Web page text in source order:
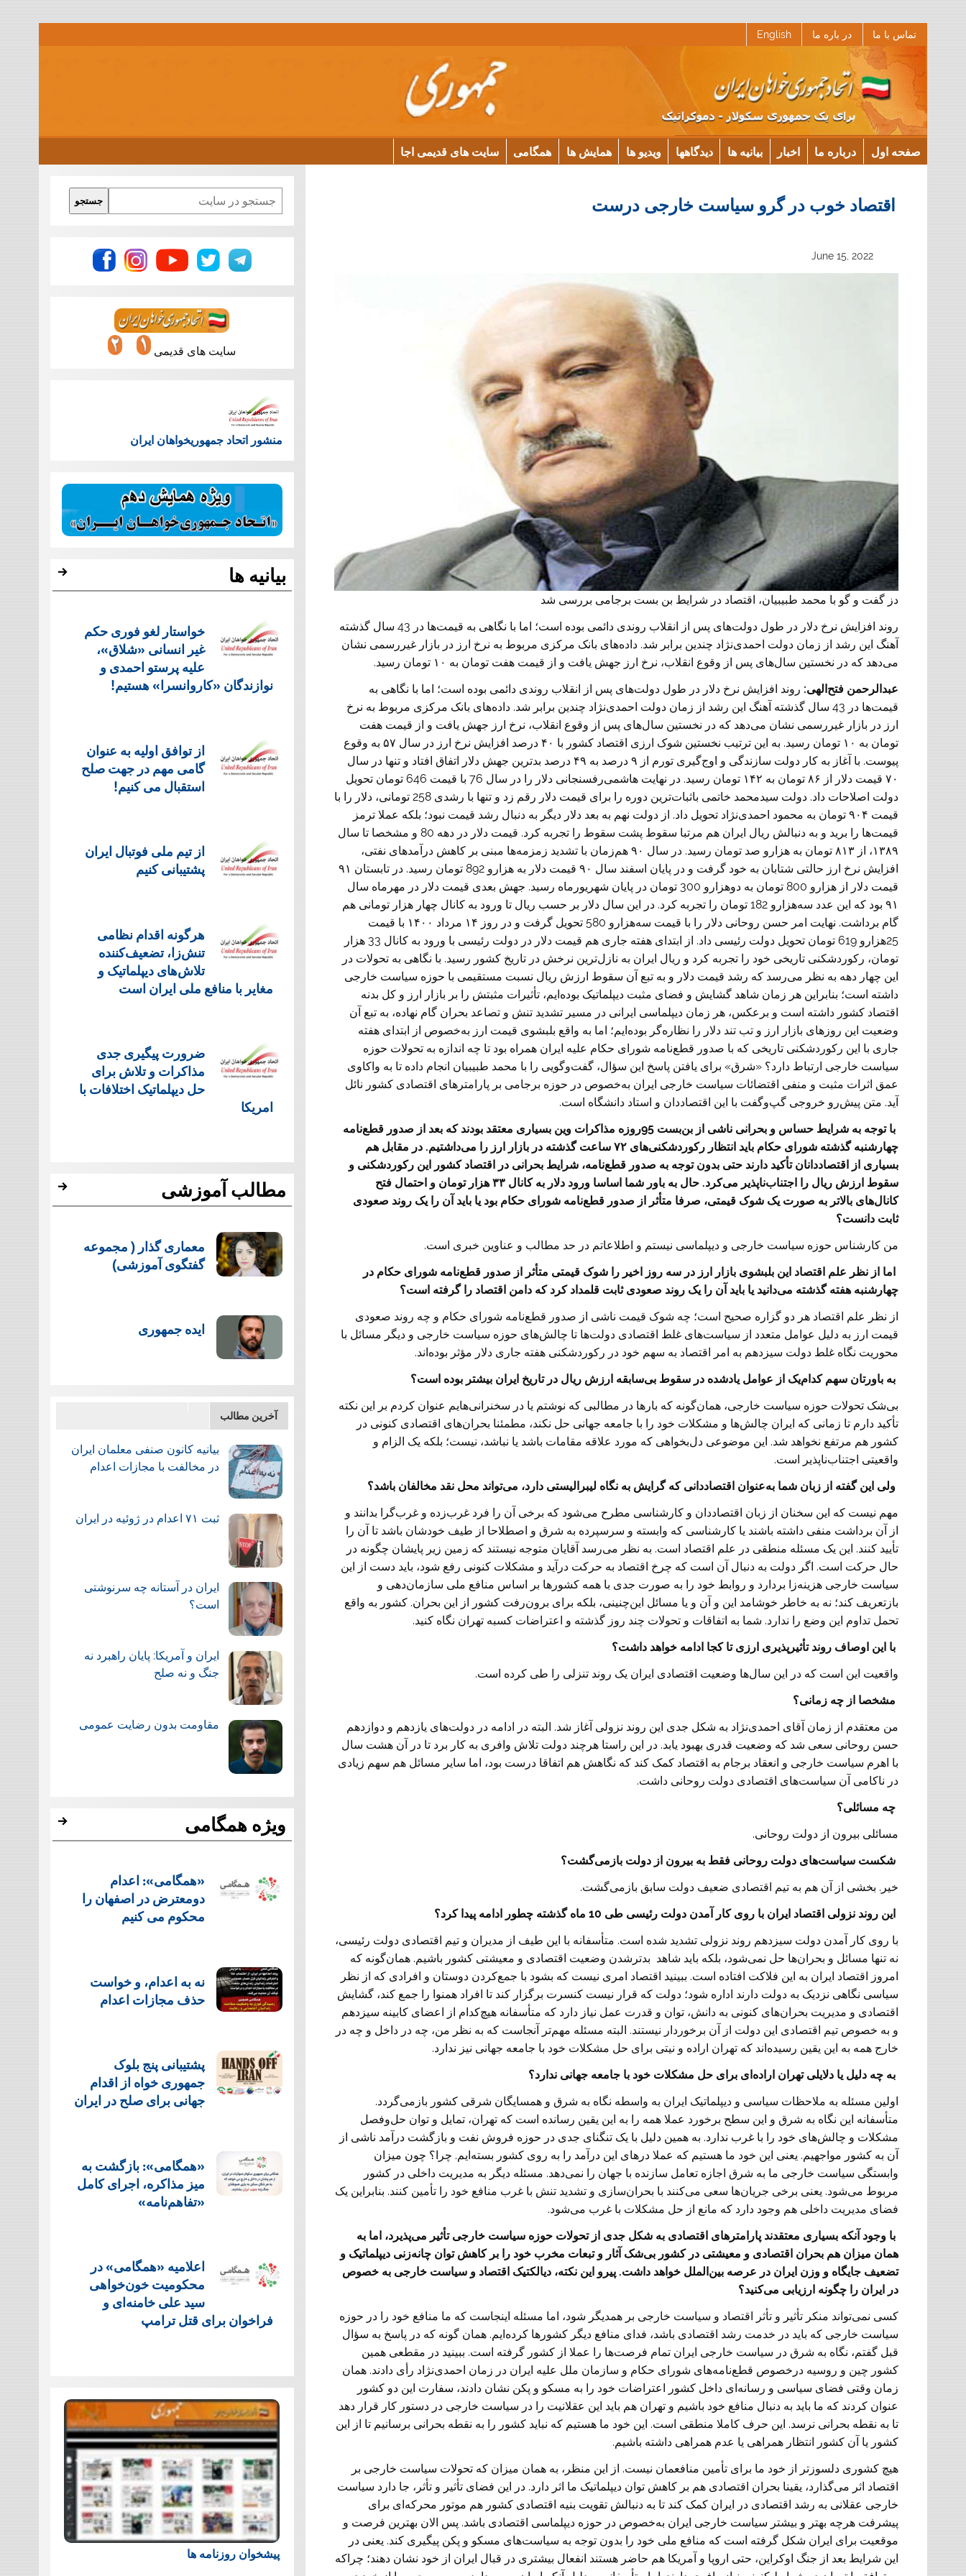
تماس با ما در باره ما English
صفحه اول درباره ما اخبار بیانیه ها دیدگاهها ویدیو ها همایش ها همگامی سایت های قدیمی اجا
اقتصاد خوب در گرو سیاست خارجی درست
June 15, 2022
دز گفت و گو با محمد طبیبیان، اقتصاد در شرایط بن بست برجامی بررسی شد
روند افزایش نرخ دلار در طول دولت‌های پس از انقلاب روندی دائمی بوده است؛ اما با نگاهی به قیمت‌ها در 43 سال گذشته
آهنگ این رشد از زمان دولت احمدی‌نژاد چندین برابر شد. داده‌های بانک مرکزی مربوط به نرخ ارز در بازار غیررسمی نشان
می‌دهد که در نخستین سال‌های پس از وقوع انقلاب، نرخ ارز جهش یافت و از قیمت هفت تومان به ۱۰ تومان رسید.
عبدالرحمن فتح‌الهی: روند افزایش نرخ دلار در طول دولت‌های پس از انقلاب روندی دائمی بوده است؛ اما با نگاهی به
قیمت‌ها در 43 سال گذشته آهنگ این رشد از زمان دولت احمدی‌نژاد چندین برابر شد. داده‌های بانک مرکزی مربوط به نرخ
ارز در بازار غیررسمی نشان می‌دهد که در نخستین سال‌های پس از وقوع انقلاب، نرخ ارز جهش یافت و از قیمت هفت
تومان به ۱۰ تومان رسید. به این ترتیب نخستین شوک ارزی اقتصاد کشور با ۴۰ درصد افزایش نرخ ارز در سال ۵۷ به وقوع
پیوست. با آغاز به کار دولت سازندگی و اوج‌گیری تورم از ۹ درصد به ۴۹ درصد بدترین جهش دلار اتفاق افتاد و تنها در سال
۷۰ قیمت دلار از ۸۶ تومان به ۱۴۲ تومان رسید. در نهایت هاشمی‌رفسنجانی دلار را در سال 76 با قیمت 646 تومان تحویل
دولت اصلاحات داد. دولت سیدمحمد خاتمی باثبات‌ترین دوره را برای قیمت دلار رقم زد و تنها با رشدی 258 تومانی، دلار را با
قیمت ۹۰۴ تومان به محمود احمدی‌نژاد تحویل داد. از دولت نهم به بعد دلار دیگر به دنبال رشد قیمت نبود؛ بلکه عملا ترمز
قیمت‌ها را برید و به دنبالش ریال ایران هم مرتبا سقوط پشت سقوط را تجربه کرد. قیمت دلار در دهه 80 و مشخصا تا سال
۱۳۸۹، از ۸۱۳ تومان به هزارو صد تومان رسید. در سال ۹۰ هم‌زمان با تشدید زمزمه‌ها مبنی بر کاهش درآمد‌های نفتی،
افزایش نرخ ارز حالتی شتابان به خود گرفت و در پایان اسفند سال ۹۰ قیمت دلار به هزارو 892 تومان رسید. در تابستان ۹۱
قیمت دلار از هزارو 800 تومان به دوهزارو 300 تومان در پایان شهریورماه رسید. جهش بعدی قیمت دلار در مهرماه سال
۹۱ بود که این عدد سه‌هزارو 182 تومان را تجربه کرد. در این سال دلار بر حسب ریال تا ورود به کانال چهار هزار تومانی هم
گام برداشت. نهایت امر حسن روحانی دلار را با قیمت سه‌هزارو 580 تحویل گرفت و در روز ۱۴ مرداد ۱۴۰۰ با قیمت
25هزارو 619 تومان تحویل دولت رئیسی داد. از ابتدای هفته جاری هم قیمت دلار در دولت رئیسی با ورود به کانال 33 هزار
تومان، رکوردشکنی تاریخی خود را تجربه کرد و ریال ایران به نازل‌ترین نرخش در تاریخ کشور رسید. با نگاهی به تحولات در
این چهار دهه به نظر می‌رسد که رشد قیمت دلار و به تبع آن سقوط ارزش ریال نسبت مستقیمی با حوزه سیاست خارجی
داشته است؛ بنابراین هر زمان شاهد گشایش و فضای مثبت دیپلماتیک بوده‌ایم، تأثیرات مثبتش را بر بازار ارز و کل بدنه
اقتصاد کشور داشته است و برعکس، هر زمان دیپلماسی ایرانی در مسیر تشدید تنش و تصاعد بحران گام نهاده، به تبع آن
وضعیت این روزهای بازار ارز و تب تند دلار را نظاره‌گر بوده‌ایم؛ اما به واقع بلبشوی قیمت ارز به‌خصوص از ابتدای هفته
جاری با این رکوردشکنی تاریخی که با صدور قطع‌نامه شورای حکام علیه ایران همراه بود تا چه اندازه به تحولات حوزه
سیاست خارجی ارتباط دارد؟ «شرق» برای یافتن پاسخ این سؤال، گفت‌وگویی را با محمد طبیبیان انجام داده تا به واکاوی
عمق اثرات مثبت و منفی اقتضائات سیاست خارجی ایران به‌خصوص در حوزه برجامی بر پارامترهای اقتصادی کشور نائل
آید. متن پیش‌رو خروجی گپ‌و‌گفت با این اقتصاددان و استاد دانشگاه است.
‌ با توجه به شرایط حساس و بحرانی ناشی از بن‌بست 95‌روزه مذاکرات وین بسیاری معتقد بودند که بعد از صدور قطع‌نامه
چهارشنبه گذشته شورای حکام باید انتظار رکوردشکنی‌های ۷۲ ساعت گذشته در بازار ارز را می‌داشتیم. در مقابل هم
بسیاری از اقتصاددانان تأکید دارند حتی بدون توجه به صدور قطع‌نامه، شرایط بحرانی در اقتصاد کشور این رکوردشکنی و
سقوط ارزش ریال را اجتناب‌ناپذیر می‌کرد. حال به باور شما اساسا ورود دلار به کانال ۳۳ هزار تومان و احتمال فتح
کانال‌های بالاتر به صورت یک شوک قیمتی، صرفا متأثر از صدور قطع‌نامه شورای حکام بود یا باید آن را یک روند صعودی
ثابت دانست؟
من کارشناس حوزه سیاست خارجی و دیپلماسی نیستم و اطلاعاتم در حد مطالب و عناوین خبری است.
‌ اما از نظر علم اقتصاد این بلبشوی بازار ارز در سه روز اخیر را شوک قیمتی متأثر از صدور قطع‌نامه شورای حکام در
چهارشنبه هفته گذشته می‌دانید یا باید آن را یک روند صعودی ثابت قلمداد کرد که دامن اقتصاد را گرفته است؟
از نظر علم اقتصاد هر دو گزاره صحیح است؛ چه شوک قیمت ناشی از صدور قطع‌نامه شورای حکام و چه روند صعودی
قیمت ارز به دلیل عوامل متعدد از سیاست‌های غلط اقتصادی دولت‌ها تا چالش‌های حوزه سیاست خارجی و دیگر مسائل با
محوریت نگاه غلط دولت سیزدهم به امر اقتصاد به سهم خود در رکوردشکنی هفته جاری دلار مؤثر بوده‌اند.
‌ به باورتان سهم کدام‌یک از عوامل یاد‌شده در سقوط بی‌سابقه ارزش ریال در تاریخ ایران بیشتر بوده است؟
بی‌شک تحولات حوزه سیاست خارجی، همان‌گونه که بارها در مطالبی که نوشتم یا در سخنرانی‌هایم عنوان کردم بر این نکته
تأکید دارم تا زمانی که ایران چالش‌ها و مشکلات خود را با جامعه جهانی حل نکند، مطمئنا بحران‌های اقتصادی کنونی در
کشور هم مرتفع نخواهد شد. این موضوعی دل‌بخواهی که مورد علاقه مقامات باشد یا نباشد، نیست؛ بلکه یک الزام و
واقعیتی اجتناب‌ناپذیر است.
‌ ولی این گفته از زبان شما به‌عنوان اقتصاددانی که گرایش به نگاه لیبرالیستی دارد، می‌تواند محل نقد مخالفان باشد؟
مهم نیست که این سخنان از زبان اقتصاددان و کارشناسی مطرح می‌شود که برخی آن را فرد غرب‌زده و غرب‌گرا بدانند و
از آن برداشت منفی داشته باشند یا کارشناسی که وابسته و سرسپرده به شرق و اصطلاحا از طیف خودشان باشد تا آن را
تأیید کنند. این یک مسئله منطقی در علم اقتصاد است. به نظر می‌رسد آقایان متوجه نیستند که زمین زیر پایشان چگونه در
حال حرکت است. اگر دولت به دنبال آن است که چرخ اقتصاد به حرکت درآید و مشکلات کنونی رفع شود، باید دست از این
سیاست خارجی هزینه‌زا بردارد و روابط خود را به صورت جدی با همه کشورها بر اساس منافع ملی سازمان‌دهی و
بازتعریف کند؛ نه به خاطر خوشامد این و آن و یا مسائل این‌چنینی، بلکه برای برون‌رفت کشور از این بحران. کشور به واقع
تحمل تداوم این وضع را ندارد. شما به اتفاقات و تحولات چند روز گذشته و اعتراضات کسبه تهران نگاه کنید.
‌ با این اوصاف روند تأثیرپذیری ارزی تا کجا ادامه خواهد داشت؟
واقعیت این است که در این سال‌ها وضعیت اقتصادی ایران یک روند تنزلی را طی کرده است.
‌ مشخصا از چه زمانی؟
من معتقدم از زمان آقای احمدی‌نژاد به شکل جدی این روند نزولی آغاز شد. البته در ادامه در دولت‌های یازدهم و دوازدهم
حسن روحانی سعی شد که وضعیت قدری بهبود یابد. در این راستا هرچند دولت تلاش وافری به کار برد تا در آن هشت سال
با اهرم سیاست خارجی و انعقاد برجام به اقتصاد کمک کند که نگاهش هم اتفاقا درست بود، اما سایر مسائل هم سهم زیادی
در ناکامی آن سیاست‌های اقتصادی دولت روحانی داشت.
‌ چه مسائلی؟
مسائلی بیرون از دولت روحانی.
‌ شکست سیاست‌های دولت روحانی فقط به بیرون از دولت بازمی‌گشت؟
خیر. بخشی از آن هم به تیم اقتصادی ضعیف دولت سابق بازمی‌گشت.
‌ این روند نزولی اقتصاد ایران با روی کار آمدن دولت رئیسی طی 10 ماه گذشته چطور ادامه پیدا کرد؟
با روی کار آمدن دولت سیزدهم روند نزولی تشدید شده است. متأسفانه با این طیف از مدیران و تیم اقتصادی دولت رئیسی،
نه تنها مسائل و بحران‌ها حل نمی‌شود، بلکه باید شاهد بدترشدن وضعیت اقتصادی و معیشتی کشور باشیم. همان‌گونه که
امروز اقتصاد ایران به این فلاکت افتاده است. ببینید اقتصاد امری نیست که بشود با جمع‌کردن دوستان و افرادی که از نظر
سیاسی نگاهی نزدیک به دولت دارند اداره شود؛ دولت که قرار نیست کنسرت برگزار کند تا افراد همنوا را جمع کند، گشایش
اقتصادی و مدیریت بحران‌های کنونی به دانش، توان و قدرت عمل نیاز دارد که متأسفانه هیچ‌کدام از اعضای کابینه سیزدهم
و به خصوص تیم اقتصادی این دولت از آن برخوردار نیستند. البته مسئله مهم‌تر آنجاست که به نظر من، چه در داخل و چه در
خارج همه به این یقین رسیده‌اند که تهران اراده‌ و نیتی برای حل مشکلات خود با جامعه جهانی نیز ندارد.
‌ به چه دلیل یا دلایلی تهران اراده‌ای برای حل مشکلات خود با جامعه جهانی ندارد؟
اولین مسئله به ملاحظات سیاسی و دیپلماتیک ایران به واسطه نگاه به شرق و همسایگان شرقی کشور بازمی‌گردد.
متأسفانه این نگاه به شرق و این سطح برخورد عملا همه را به این یقین رسانده است که تهران، تمایل و توان حل‌وفصل
مشکلات و چالش‌های خود را با غرب ندارد. به همین دلیل با یک تنگنای جدی در حوزه فروش نفت و بازگشت درآمد ناشی از
آن به کشور مواجهیم. یعنی این خود ما هستیم که عملا درهای این درآمد را به روی کشور بسته‌ایم. چرا؟ چون میزان
وابستگی سیاست خارجی ما به شرق اجازه تعامل سازنده با جهان را نمی‌دهد. مسئله دیگر به مدیریت داخلی در کشور
مربوط می‌شود. یعنی برخی جریان‌ها سعی می‌کنند با بحران‌سازی و تشدید تنش با غرب منافع خود را تأمین کنند. بنابراین یک
فضای مدیریت داخلی هم وجود دارد که مانع از حل مشکلات با غرب می‌شود.
‌ با وجود آنکه بسیاری معتقدند پارامترهای اقتصادی به شکل جدی از تحولات حوزه سیاست خارجی تأثیر می‌پذیرد، اما به
همان میزان هم بحران اقتصادی و معیشتی در کشور بی‌شک آثار و تبعات مخرب خود را بر کاهش توان چانه‌زنی دیپلماتیک و
تضعیف جایگاه و وزن ایران در عرصه بین‌الملل خواهد داشت. پیرو این نکته، دیالکتیک اقتصاد و سیاست خارجی به خصوص
در ایران را چگونه ارزیابی می‌کنید؟
کسی نمی‌تواند منکر تأثیر و تأثر اقتصاد و سیاست خارجی بر همدیگر شود، اما مسئله اینجاست که ما منافع خود را در حوزه
سیاست خارجی که باید در خدمت رشد اقتصادی باشد، فدای منافع دیگر کشورها کرده‌ایم. همان گونه که در پاسخ به سؤال
قبل گفتم، نگاه به شرق در سیاست خارجی ایران تمام فرصت‌ها را عملا از کشور گرفته است. ببینید در مقطعی همین
کشور چین و روسیه درخصوص قطع‌نامه‌های شورای حکام و سازمان ملل علیه ایران در زمان احمدی‌نژاد رأی دادند. همان
زمان وقتی فضای سیاسی و رسانه‌ای داخل کشور اعتراضات خود را به مسکو و پکن نشان دادند، سفارت این دو کشور
عنوان کردند که ما باید به دنبال منافع خود باشیم و تهران هم باید این عقلانیت را در سیاست خارجی در دستور کار قرار دهد
تا به نقطه بحرانی نرسد. این حرف کاملا منطقی است. این خود ما هستیم که نباید کشور را به نقطه بحرانی برسانیم تا از این
کشور یا آن کشور انتظار همراهی یا عدم همراهی داشته باشیم.
هیچ کشوری دلسوزتر از خود ما برای تأمین منافعمان نیست. از این منظر، به همان میزان که تحولات سیاست خارجی بر
اقتصاد اثر می‌گذارد، یقینا بحران اقتصادی هم بر کاهش توان دیپلماتیک ما اثر دارد. در این فضای تأثیر و تأثر، جا دارد سیاست
خارجی عقلانی به رشد اقتصادی در ایران کمک کند تا به دنبالش تقویت بنیه اقتصادی کشور هم موتور محرکه‌ای برای
پیشرفت هر‌چه بهتر و بیشتر سیاست خارجی ایران به‌خصوص در حوزه دیپلماسی اقتصادی باشد. پس الان بهترین فرصت و
موقعیت برای ایران شکل گرفته است که منافع ملی خود را بدون توجه به سیاست‌های مسکو و پکن پیگیری کند. یعنی در
این شرایط بعد از جنگ اوکراین، حتی اروپا و آمریکا هم حاضر هستند انفعال بیشتری در قبال ایران از خود نشان دهند؛ چرا‌که
Search
جستجو
سایت های قدیمی
منشور اتحاد جمهوریخواهان ایران
بیانیه ها
خواستار لغو فوری حکم
غیر انسانی «شلاق»،
علیه پرستو احمدی و
نوازندگان «کاروانسرا» هستیم!
از توافق اولیه به عنوان
گامی مهم در جهت صلح
استقبال می کنیم!
از تیم ملی فوتبال ایران
پشتیبانی کنیم
هرگونه اقدام نظامی
تنش‌زا، تضعیف‌کننده
تلاش‌های دیپلماتیک و
مغایر با منافع ملی ایران است
ضرورت پیگیری جدی
مذاکرات و تلاش برای
حل دیپلماتیک اختلافات با
امریکا
مطالب آموزشی
معماری گذار ( مجموعه
گفتگوی آموزشی)
ایده جمهوری
آخرین مطالب
بیانیه کانون صنفی معلمان ایران
در مخالفت با مجازات اعدام
ثبت ۷۱ اعدام در ژوئيه در ایران
ایران در آستانه چه سرنوشتی
است؟
ایران و آمریکا: پایان راهبرد نه
جنگ و نه صلح
مقاومت بدون رضایت عمومی
ویژه همگامی
«همگامی»: اعدام
دومعترض در اصفهان را
محکوم می کنیم
نه به اعدام، و خواست
حذف مجازات اعدام
پشتيبانی پنج بلوک
جمهوری خواه از اقدام
جهانی برای صلح در ایران
«همگامی»: بازگشت به
میز مذاکره، اجرای کامل
«تفاهم‌نامه»
اعلامیه «همگامی» در
محکومیت خون‌خواهی
سید علی خامنه‌ای و
فراخوان برای قتل ترامپ
پیشخوان روزنامه ها